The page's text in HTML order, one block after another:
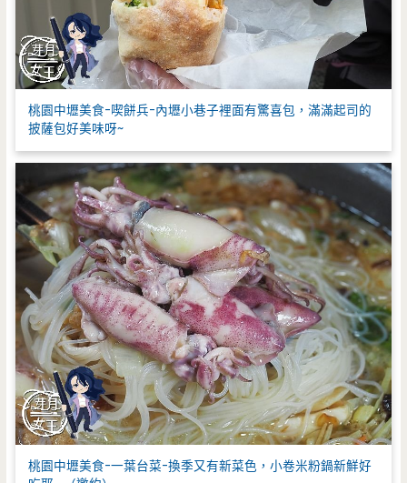
桃園中壢美食-喫餅兵-內壢小巷子裡面有驚喜包，滿滿起司的
披薩包好美味呀~
桃園中壢美食-一葉台菜-換季又有新菜色，小卷米粉鍋新鮮好